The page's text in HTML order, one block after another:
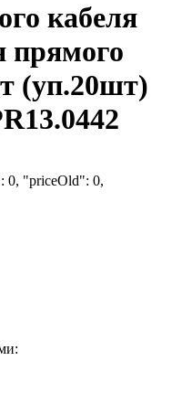
кабеля
прямого
(уп.20шт)
0, "priceOld": 0,